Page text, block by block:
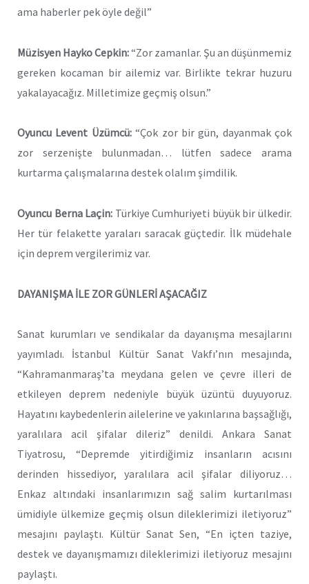
ama haberler pek öyle değil”
Müzisyen Hayko Cepkin:“Zor zamanlar. Şu an düşünmemiz
gereken kocaman bir ailemiz var. Birlikte tekrar huzuru
yakalayacağız. Milletimize geçmiş olsun.”
Oyuncu Levent Üzümcü:“Çok zor bir gün, dayanmak çok
zor serzenişte bulunmadan… lütfen sadece arama
kurtarma çalışmalarına destek olalım şimdilik.
Oyuncu Berna Laçin: Türkiye Cumhuriyeti büyük bir ülkedir.
Her tür felakette yaraları saracak güçtedir. İlk müdehale
için deprem vergilerimiz var.
DAYANIŞMA İLE ZOR GÜNLERİ AŞACAĞIZ
Sanat kurumları ve sendikalar da dayanışma mesajlarını
yayımladı. İstanbul Kültür Sanat Vakfı’nın mesajında,
“Kahramanmaraş’ta meydana gelen ve çevre illeri de
etkileyen deprem nedeniyle büyük üzüntü duyuyoruz.
Hayatını kaybedenlerin ailelerine ve yakınlarına başsağlığı,
yaralılara acil şifalar dileriz” denildi. Ankara Sanat
Tiyatrosu, “Depremde yitirdiğimiz insanların acısını
derinden hissediyor, yaralılara acil şifalar diliyoruz…
Enkaz altındaki insanlarımızın sağ salim kurtarılması
ümidiyle ülkemize geçmiş olsun dileklerimizi iletiyoruz”
mesajını paylaştı. Kültür Sanat Sen, “En içten taziye,
destek ve dayanışmamızı dileklerimizi iletiyoruz mesajını
paylaştı.